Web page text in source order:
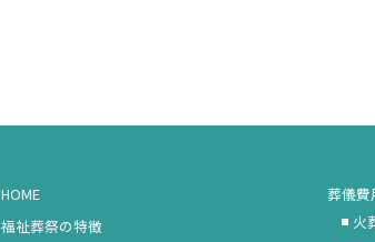
HOME
福祉葬祭の特徴
葬儀費
火